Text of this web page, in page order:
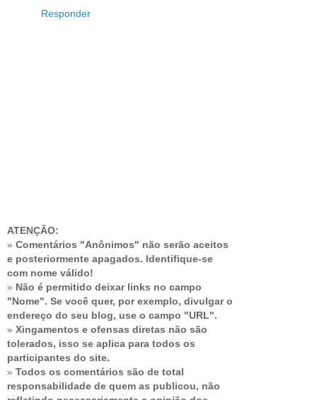
Responder
ATENÇÃO:
» Comentários "Anônimos" não serão aceitos
e posteriormente apagados. Identifique-se
com nome válido!
» Não é permitido deixar links no campo
"Nome". Se você quer, por exemplo, divulgar o
endereço do seu blog, use o campo "URL".
» Xingamentos e ofensas diretas não são
tolerados, isso se aplica para todos os
participantes do site.
» Todos os comentários são de total
responsabilidade de quem as publicou, não